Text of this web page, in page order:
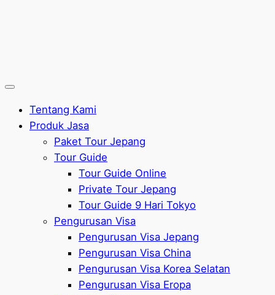
Tentang Kami
Produk Jasa
Paket Tour Jepang
Tour Guide
Tour Guide Online
Private Tour Jepang
Tour Guide 9 Hari Tokyo
Pengurusan Visa
Pengurusan Visa Jepang
Pengurusan Visa China
Pengurusan Visa Korea Selatan
Pengurusan Visa Eropa